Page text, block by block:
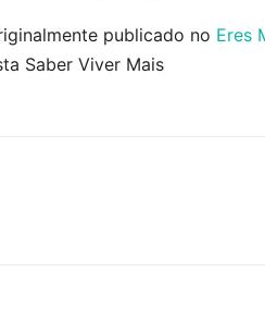
publicado no Eres
Saber Viver Mais